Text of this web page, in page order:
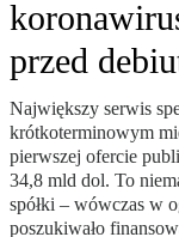
przed
Największy serwis
krótkoterminowym
pierwszej ofercie
34,8 mld dol. To
spółki – wówczas w
poszukiwało